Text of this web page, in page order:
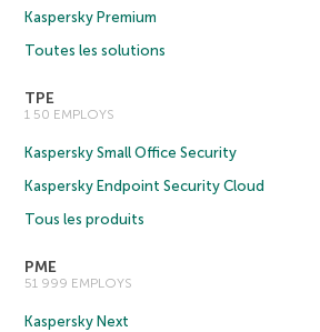
Kaspersky Premium
Toutes les solutions
TPE
1 50 EMPLOYS
Kaspersky Small Office Security
Kaspersky Endpoint Security Cloud
Tous les produits
PME
51 999 EMPLOYS
Kaspersky Next